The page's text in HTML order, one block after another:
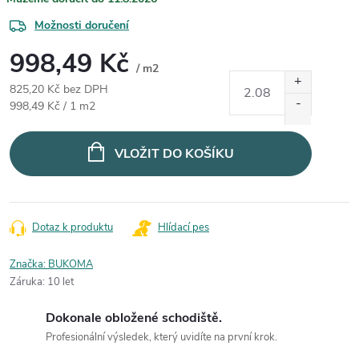
Možnosti doručení
998,49 Kč / m2
825,20 Kč bez DPH
Měrná cena:
998,49 Kč / 1 m2
VLOŽIT DO KOŠÍKU
Dotaz k produktu Hlídací pes
Značka: BUKOMA
Záruka: 10 let
Dokonale obložené schodiště.
Profesionální výsledek, který uvidíte na první krok.